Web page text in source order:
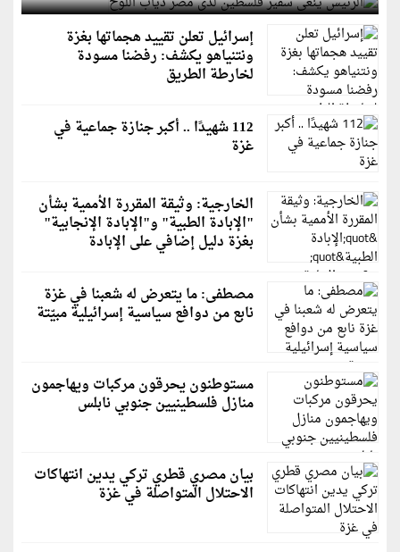
إسرائيل تعلن تقييد هجماتها بغزة
ونتنياهو يكشف: رفضنا مسودة
لخارطة الطريق
112 شهيدًا .. أكبر جنازة جماعية في
غزة
الخارجية: وثيقة المقررة الأممية بشأن
"الإبادة الطبية" و"الإبادة الإنجابية"
بغزة دليل إضافي على الإبادة
مصطفى: ما يتعرض له شعبنا في غزة
نابع من دوافع سياسية إسرائيلية مبيّتة
مستوطنون يحرقون مركبات ويهاجمون
منازل فلسطينيين جنوبي نابلس
بيان مصري قطري تركي يدين انتهاكات
الاحتلال المتواصلة في غزة